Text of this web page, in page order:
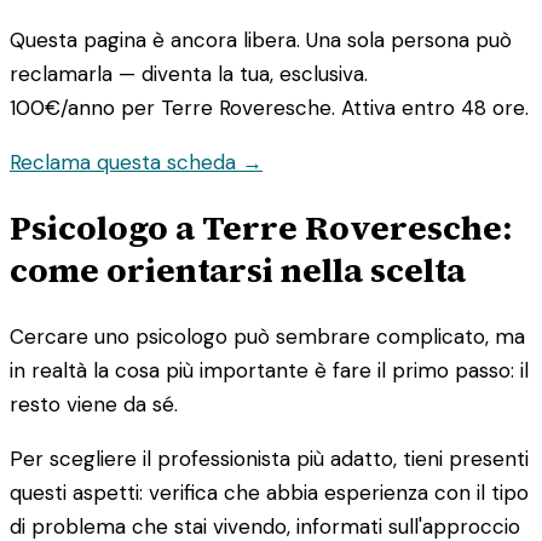
Questa pagina è ancora libera. Una sola persona può
reclamarla — diventa la tua, esclusiva.
100€/anno per Terre Roveresche. Attiva entro 48 ore.
Reclama questa scheda →
Psicologo a Terre Roveresche:
come orientarsi nella scelta
Cercare uno psicologo può sembrare complicato, ma
in realtà la cosa più importante è fare il primo passo: il
resto viene da sé.
Per scegliere il professionista più adatto, tieni presenti
questi aspetti: verifica che abbia esperienza con il tipo
di problema che stai vivendo, informati sull'approccio